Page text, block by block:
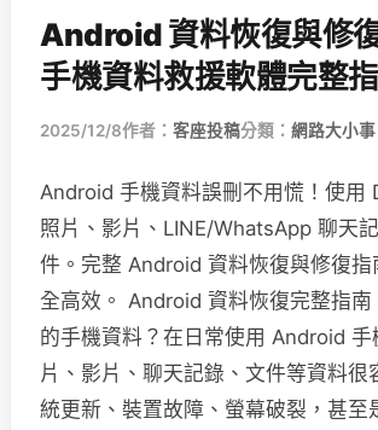
Android 資料恢復與修
手機資料救援軟體完整
2025/12/8作者： 客座投稿分類： 網路大小事
Android 手機資料誤刪不用慌！使用
照片、影片、LINE/WhatsApp 聊天
件。完整 Android 資料恢復與修復指
全高效。 Android 資料恢復完整指
的手機資料？在日常使用 Android 手
片、影片、聊天記錄、文件等資料很
統更新、裝置故障、螢幕破裂，甚至